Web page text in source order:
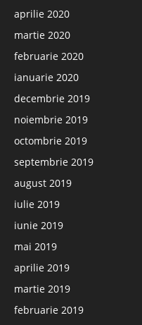
aprilie 2020
martie 2020
februarie 2020
ianuarie 2020
decembrie 2019
noiembrie 2019
octombrie 2019
septembrie 2019
august 2019
iulie 2019
iunie 2019
mai 2019
aprilie 2019
martie 2019
februarie 2019